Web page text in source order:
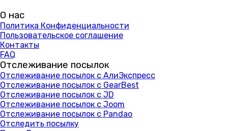
О нас
Политика Конфиденциальности
Пользовательское соглашение
Контакты
FAQ
Отслеживание посылок
Отслеживание посылок с АлиЭкспресс
Отслеживание посылок с GearBest
Отслеживание посылок с JD
Отслеживание посылок с Joom
Отслеживание посылок с Pandao
Отследить посылку